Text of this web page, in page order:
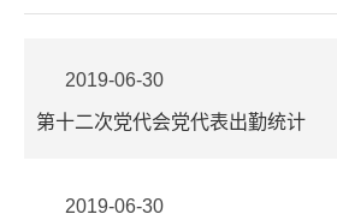
2019-06-30
第十二次党代会党代表出勤统计
2019-06-30